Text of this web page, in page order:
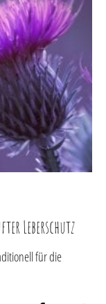
Leberschutz
für die